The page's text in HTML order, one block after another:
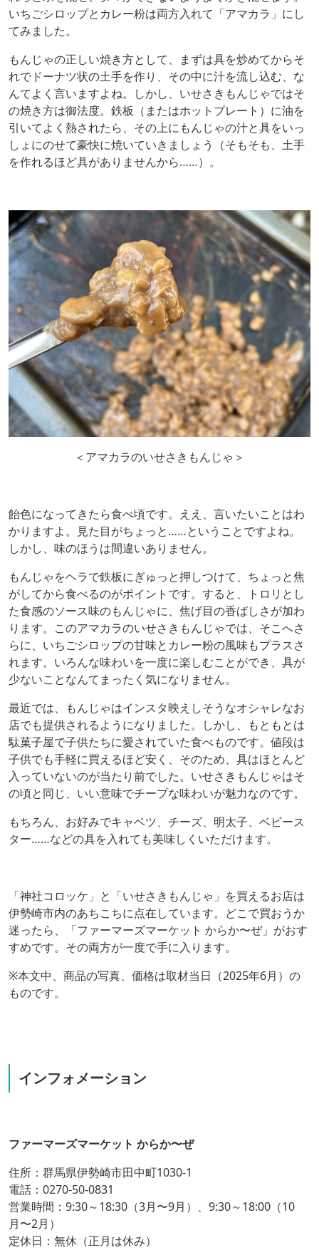
いちごシロップとカレー粉は両方入れて「アマカラ」にし
てみました。
もんじゃの正しい焼き方として、まずは具を炒めてからそ
れでドーナツ状の土手を作り、その中に汁を流し込む、な
んてよく言いますよね。しかし、いせさきもんじゃではそ
の焼き方は御法度。鉄板（またはホットプレート）に油を
引いてよく熱されたら、その上にもんじゃの汁と具をいっ
しょにのせて豪快に焼いていきましょう（そもそも、土手
を作れるほど具がありませんから……）。
＜アマカラのいせさきもんじゃ＞
飴色になってきたら食べ頃です。ええ、言いたいことはわ
かりますよ。見た目がちょっと……ということですよね。
しかし、味のほうは間違いありません。
もんじゃをヘラで鉄板にぎゅっと押しつけて、ちょっと焦
がしてから食べるのがポイントです。すると、トロリとし
た食感のソース味のもんじゃに、焦げ目の香ばしさが加わ
ります。このアマカラのいせさきもんじゃでは、そこへさ
らに、いちごシロップの甘味とカレー粉の風味もプラスさ
れます。いろんな味わいを一度に楽しむことができ、具が
少ないことなんてまったく気になりません。
最近では、もんじゃはインスタ映えしそうなオシャレなお
店でも提供されるようになりました。しかし、もともとは
駄菓子屋で子供たちに愛されていた食べものです。値段は
子供でも手軽に買えるほど安く、そのため、具はほとんど
入っていないのが当たり前でした。いせさきもんじゃはそ
の頃と同じ、いい意味でチープな味わいが魅力なのです。
もちろん、お好みでキャベツ、チーズ、明太子、ベビース
ター……などの具を入れても美味しくいただけます。
「神社コロッケ」と「いせさきもんじゃ」を買えるお店は
伊勢崎市内のあちこちに点在しています。どこで買おうか
迷ったら、「ファーマーズマーケット からか〜ぜ」がおす
すめです。その両方が一度で手に入ります。
※本文中、商品の写真、価格は取材当日（2025年6月）の
ものです。
インフォメーション
ファーマーズマーケット からか〜ぜ
住所：群馬県伊勢崎市田中町1030-1
電話：0270-50-0831
営業時間：9:30～18:30（3月〜9月）、9:30～18:00（10
月〜2月）
定休日：無休（正月は休み）